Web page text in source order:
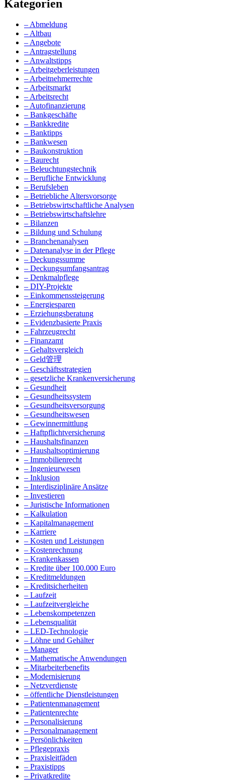
Kategorien
– Abmeldung
– Altbau
– Angebote
– Antragstellung
– Anwaltstipps
– Arbeitgeberleistungen
– Arbeitnehmerrechte
– Arbeitsmarkt
– Arbeitsrecht
– Autofinanzierung
– Bankgeschäfte
– Bankkredite
– Banktipps
– Bankwesen
– Baukonstruktion
– Baurecht
– Beleuchtungstechnik
– Berufliche Entwicklung
– Berufsleben
– Betriebliche Altersvorsorge
– Betriebswirtschaftliche Analysen
– Betriebswirtschaftslehre
– Bilanzen
– Bildung und Schulung
– Branchenanalysen
– Datenanalyse in der Pflege
– Deckungssumme
– Deckungsumfangsantrag
– Denkmalpflege
– DIY-Projekte
– Einkommenssteigerung
– Energiesparen
– Erziehungsberatung
– Evidenzbasierte Praxis
– Fahrzeugrecht
– Finanzamt
– Gehaltsvergleich
– Geld管理
– Geschäftsstrategien
– gesetzliche Krankenversicherung
– Gesundheit
– Gesundheitssystem
– Gesundheitsversorgung
– Gesundheitswesen
– Gewinnermittlung
– Haftpflichtversicherung
– Haushaltsfinanzen
– Haushaltsoptimierung
– Immobilienrecht
– Ingenieurwesen
– Inklusion
– Interdisziplinäre Ansätze
– Investieren
– Juristische Informationen
– Kalkulation
– Kapitalmanagement
– Karriere
– Kosten und Leistungen
– Kostenrechnung
– Krankenkassen
– Kredite über 100.000 Euro
– Kreditmeldungen
– Kreditsicherheiten
– Laufzeit
– Laufzeitvergleiche
– Lebenskompetenzen
– Lebensqualität
– LED-Technologie
– Löhne und Gehälter
– Manager
– Mathematische Anwendungen
– Mitarbeiterbenefits
– Modernisierung
– Netzverdienste
– öffentliche Dienstleistungen
– Patientenmanagement
– Patientenrechte
– Personalisierung
– Personalmanagement
– Persönlichkeiten
– Pflegepraxis
– Praxisleitfäden
– Praxistipps
– Privatkredite